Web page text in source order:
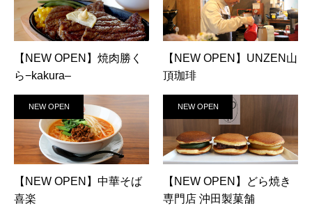
【NEW OPEN】焼肉勝く
ら−kakura–
【NEW OPEN】UNZEN山
頂珈琲
NEW OPEN
【NEW OPEN】中華そば
喜楽
NEW OPEN
【NEW OPEN】どら焼き
専門店 沖田製菓舗